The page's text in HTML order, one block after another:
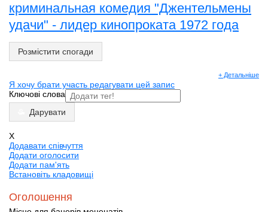
криминальная комедия "Джентельмены
удачи" - лидер кинопроката 1972 года
Розмістити спогади
+ Детальніше
Я хочу брати участь редагувати цей запис
Ключові слова
Дарувати
X
Додавати співчуття
Додати оголосити
Додати пам'ять
Встановіть кладовищі
Оголошення